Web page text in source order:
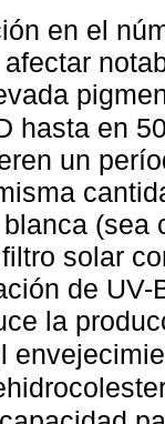
en el
hasta en
un
(sea
solar
de
la